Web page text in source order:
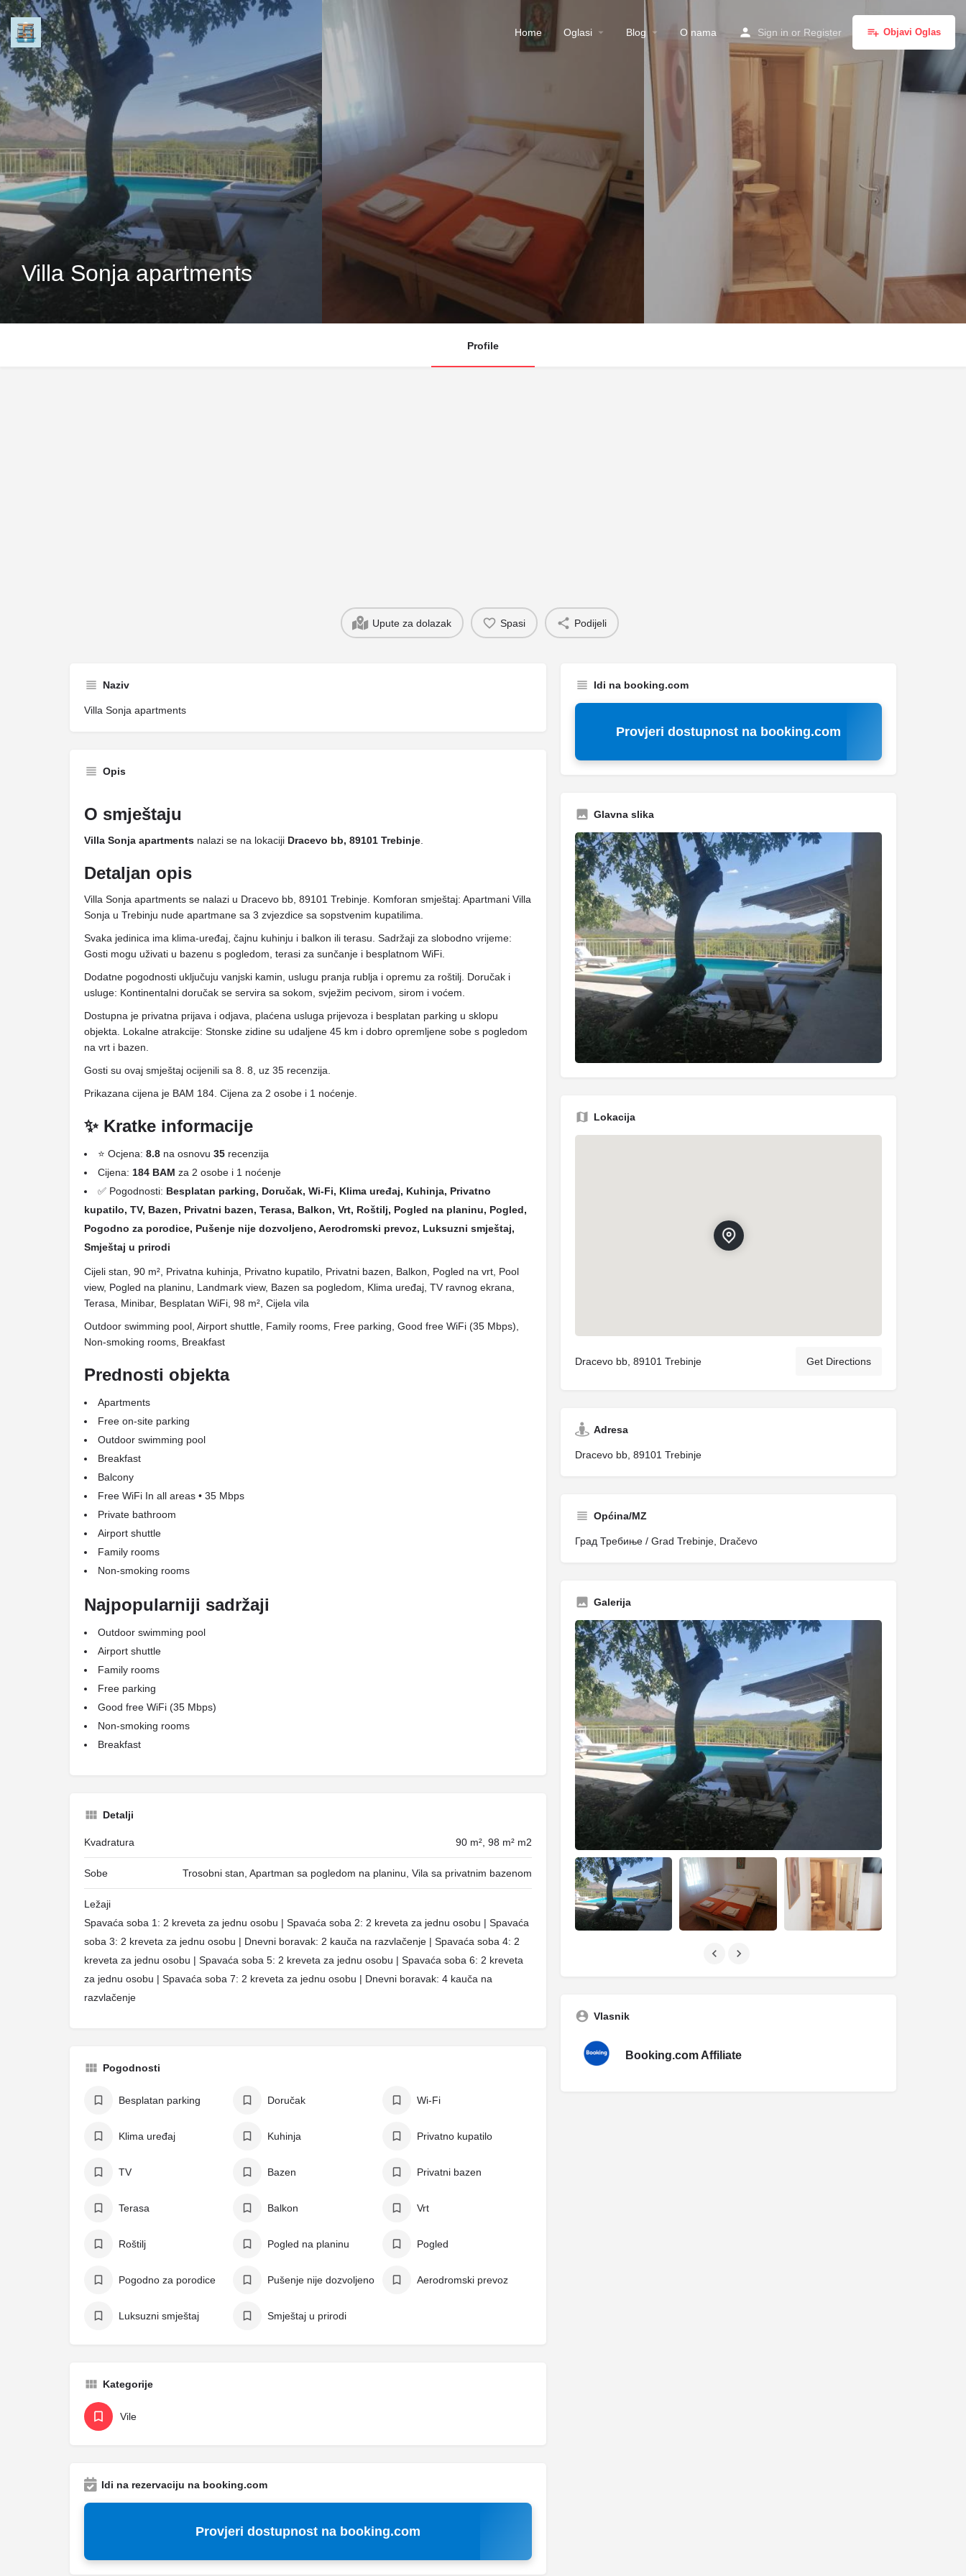
Home Oglasi Blog O nama Sign in or Register Objavi Oglas
Villa Sonja apartments
Profile
Upute za dolazak Spasi Podijeli
Naziv
Villa Sonja apartments
Opis
O smještaju
Villa Sonja apartments nalazi se na lokaciji Dracevo bb, 89101 Trebinje
Detaljan opis
Villa Sonja apartments se nalazi u Dracevo bb, 89101 Trebinje. Komforan smještaj: Apartmani Villa
Sonja u Trebinju nude apartmane sa 3 zvjezdice sa sopstvenim kupatilima.
Svaka jedinica ima klima-uređaj, čajnu kuhinju i balkon ili terasu. Sadržaji za slobodno vrijeme:
Gosti mogu uživati ​​u bazenu s pogledom, terasi za sunčanje i besplatnom WiFi.
Dodatne pogodnosti uključuju vanjski kamin, uslugu pranja rublja i opremu za roštilj. Doručak i
usluge: Kontinentalni doručak se servira sa sokom, svježim pecivom, sirom i voćem.
Dostupna je privatna prijava i odjava, plaćena usluga prijevoza i besplatan parking u sklopu
objekta. Lokalne atrakcije: Stonske zidine su udaljene 45 km i dobro opremljene sobe s pogledom
na vrt i bazen.
Gosti su ovaj smještaj ocijenili sa 8. 8, uz 35 recenzija.
Prikazana cijena je BAM 184. Cijena za 2 osobe i 1 noćenje.
✨ Kratke informacije
⭐ Ocjena: 8.8 na osnovu 35 recenzija
Cijena: 184 BAM za 2 osobe i 1 noćenje
✅ Pogodnosti: Besplatan parking, Doručak, Wi-Fi, Klima uređaj, Kuhinja, Privatno
kupatilo, TV, Bazen, Privatni bazen, Terasa, Balkon, Vrt, Roštilj, Pogled na planinu, Pogled,
Pogodno za porodice, Pušenje nije dozvoljeno, Aerodromski prevoz, Luksuzni smještaj,
Smještaj u prirodi
Cijeli stan, 90 m², Privatna kuhinja, Privatno kupatilo, Privatni bazen, Balkon, Pogled na vrt, Pool
view, Pogled na planinu, Landmark view, Bazen sa pogledom, Klima uređaj, TV ravnog ekrana,
Terasa, Minibar, Besplatan WiFi, 98 m², Cijela vila
Outdoor swimming pool, Airport shuttle, Family rooms, Free parking, Good free WiFi (35 Mbps),
Non-smoking rooms, Breakfast
Prednosti objekta
Apartments
Free on-site parking
Outdoor swimming pool
Breakfast
Balcony
Free WiFi In all areas • 35 Mbps
Private bathroom
Airport shuttle
Family rooms
Non-smoking rooms
Najpopularniji sadržaji
Outdoor swimming pool
Airport shuttle
Family rooms
Free parking
Good free WiFi (35 Mbps)
Non-smoking rooms
Breakfast
Detalji
Kvadratura 90 m², 98 m² m2
Sobe Trosobni stan, Apartman sa pogledom na planinu, Vila sa privatnim bazenom
Ležaji
Spavaća soba 1: 2 kreveta za jednu osobu | Spavaća soba 2: 2 kreveta za jednu osobu | Spavaća
soba 3: 2 kreveta za jednu osobu | Dnevni boravak: 2 kauča na razvlačenje | Spavaća soba 4: 2
kreveta za jednu osobu | Spavaća soba 5: 2 kreveta za jednu osobu | Spavaća soba 6: 2 kreveta
za jednu osobu | Spavaća soba 7: 2 kreveta za jednu osobu | Dnevni boravak: 4 kauča na
razvlačenje
Pogodnosti
Besplatan parking Doručak Wi-Fi
Klima uređaj Kuhinja Privatno kupatilo
TV Bazen Privatni bazen
Terasa Balkon Vrt
Roštilj Pogled na planinu Pogled
Pogodno za porodice Pušenje nije dozvoljeno Aerodromski prevoz
Luksuzni smještaj Smještaj u prirodi
Kategorije
Vile
Idi na rezervaciju na booking.com
Provjeri dostupnost na booking.com
Idi na booking.com
Provjeri dostupnost na booking.com
Glavna slika
Lokacija
Dracevo bb, 89101 Trebinje Get Directions
Adresa
Dracevo bb, 89101 Trebinje
Općina/MZ
Град Требиње / Grad Trebinje, Dračevo
Galerija
Vlasnik
Booking.com Affiliate